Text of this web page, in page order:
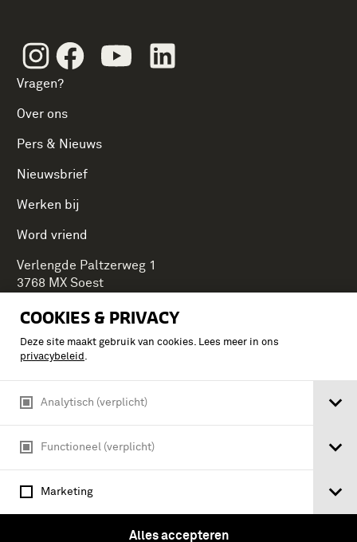
COOKIES & PRIVACY
Deze site maakt gebruik van cookies. Lees meer in ons
privacybeleid .
Analytisch (verplicht)
Functioneel (verplicht)
Marketing
Alles accepteren
InstagramFacebookYoutube
Vragen?
Over ons
Pers & Nieuws
Nieuwsbrief
Werken bij
Word vriend
Verlengde Paltzerweg 1
3768 MX Soest
Onderdeel van Stichting Koninklijke Defensiemusea,